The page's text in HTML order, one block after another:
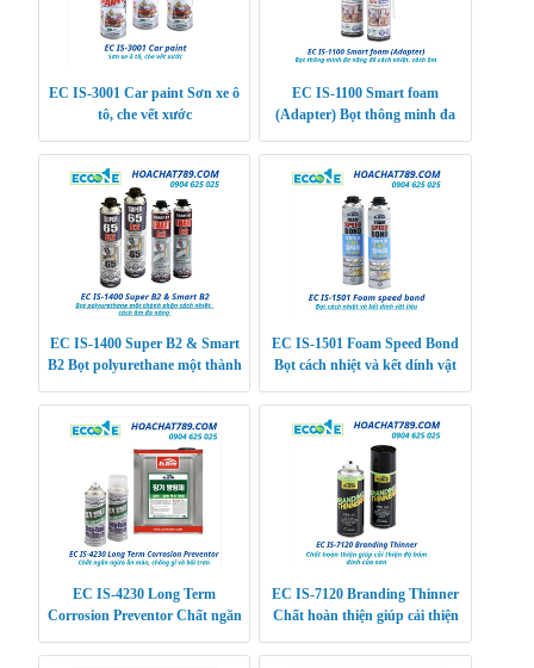
EC IS-3001 Car paint Sơn xe ô
tô, che vết xước
EC IS-1100 Smart foam
(Adapter) Bọt thông minh đa
EC IS-1400 Super B2 & Smart
B2 Bọt polyurethane một thành
năng
EC IS-1501 Foam Speed Bond
Bọt cách nhiệt và kết dính vật
EC IS-4230 Long Term
Corrosion Preventor Chất ngăn
trơn siêu bền
EC IS-7120 Branding Thinner
Chất hoàn thiện giúp cải thiện